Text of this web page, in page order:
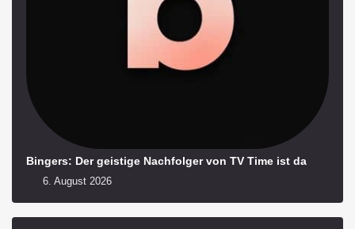
Bingers: Der geistige Nachfolger von TV Time ist da
6. August 2026